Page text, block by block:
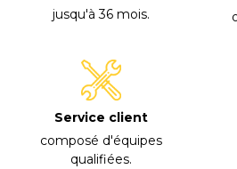
jusqu'à 36 mois.
Service client
composé d'équipes
qualifiées.